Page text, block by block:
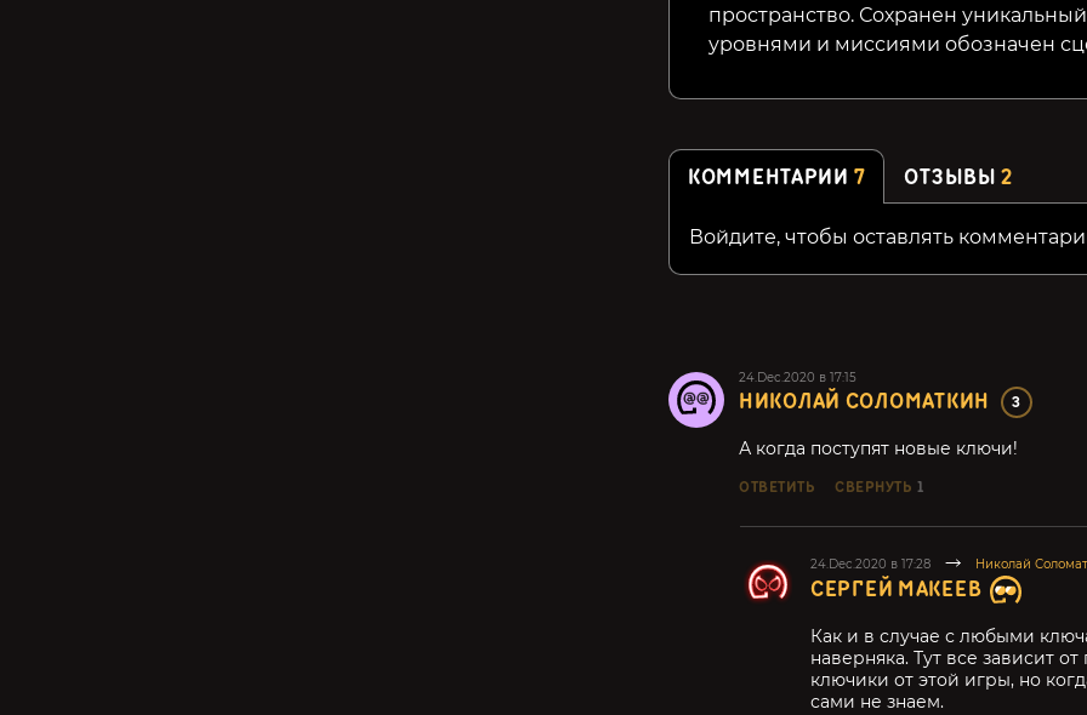
пространство. Сохранен
уровнями и миссиями обозначен
КОММЕНТАРИИ 7 ОТЗЫВЫ2
Войдите, чтобы оставлять
24.Dec.2020 в 17:15
НИКОЛАЙ СОЛОМАТКИН 3
А когда поступят новые ключи!
ОТВЕТИТЬ СВЕРНУТЬ 1
24.Dec.2020 в 17:28 Николай
СЕРГЕЙ МАКЕЕВ
Как и в случае с любыми
наверняка. Тут все зависит
ключики от этой игры, но
сами не знаем.